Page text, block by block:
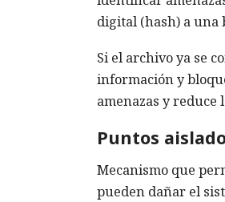
digital (hash) a una
Si el archivo ya se
información y
amenazas y reduce
Puntos
Mecanismo que
pueden dañar el